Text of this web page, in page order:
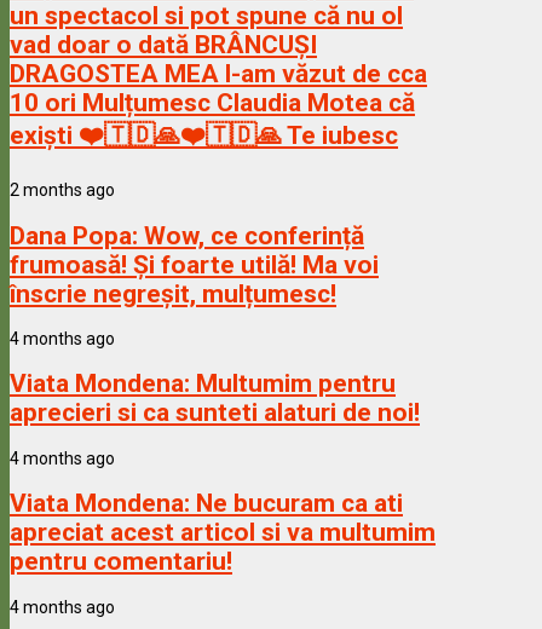
un spectacol si pot spune că nu ol
vad doar o dată BRÂNCUȘI
DRAGOSTEA MEA l-am văzut de cca
10 ori Mulțumesc Claudia Motea că
exiști ❤️🇹🇩🙏❤️🇹🇩🙏 Te iubesc
2 months ago
Dana Popa: Wow, ce conferință
frumoasă! Și foarte utilă! Ma voi
înscrie negreșit, mulțumesc!
4 months ago
Viata Mondena: Multumim pentru
aprecieri si ca sunteti alaturi de noi!
4 months ago
Viata Mondena: Ne bucuram ca ati
apreciat acest articol si va multumim
pentru comentariu!
4 months ago